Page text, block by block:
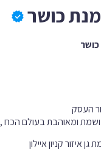
כושר
העסק
ומאוהבת בעולם
קניון איילון